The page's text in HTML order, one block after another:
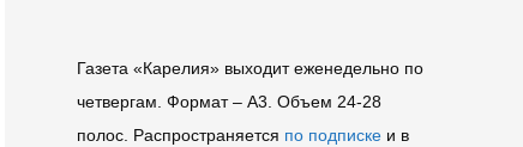
Газета «Карелия» выходит еженедельно по
четвергам. Формат – A3. Объем 24-28
полос. Распространяется по подписке и в